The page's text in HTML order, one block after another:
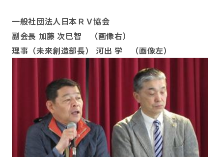
一般社団法人日本ＲＶ協会
副会長 加藤 次巳智 （画像右）
理事（未来創造部長） 河出 学 （画像左）